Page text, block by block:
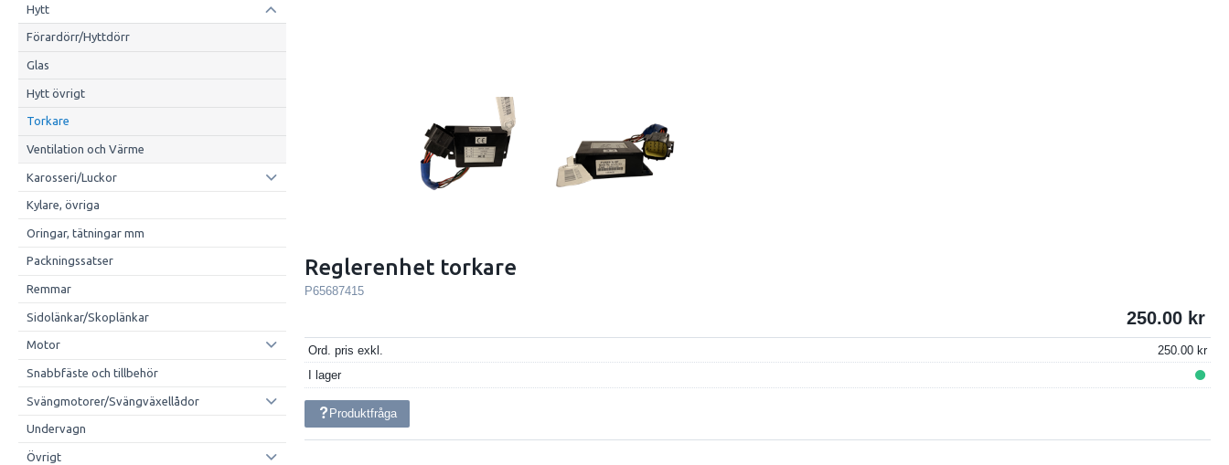
Hytt
Förardörr/Hyttdörr
Glas
Hytt övrigt
Torkare
Ventilation och Värme
Karosseri/Luckor
Kylare, övriga
Oringar, tätningar mm
Packningssatser
Remmar
Sidolänkar/Skoplänkar
Motor
Snabbfäste och tillbehör
Svängmotorer/Svängväxellådor
Undervagn
Övrigt
Reglerenhet torkare
P65687415
250.00
Ord. pris exkl.
250.00
I lager
Produktfråga